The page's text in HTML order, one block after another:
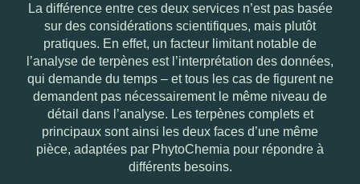
La différence entre ces deux services n’est pas basée
sur des considérations scientifiques, mais plutôt
pratiques. En effet, un facteur limitant notable de
l’analyse de terpènes est l’interprétation des données,
qui demande du temps – et tous les cas de figurent ne
demandent pas nécessairement le même niveau de
détail dans l’analyse. Les terpènes complets et
principaux sont ainsi les deux faces d’une même
pièce, adaptées par PhytoChemia pour répondre à
différents besoins.